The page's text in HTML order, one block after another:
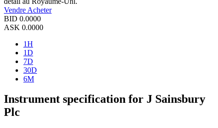
Vendre Acheter
BID 0.0000
ASK 0.0000
1H
1D
7D
30D
6M
Instrument specification for J Sainsbury
Plc